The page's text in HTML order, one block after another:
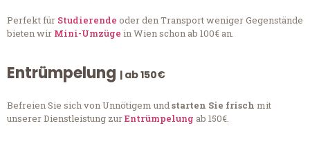
Perfekt für Studierende oder den Transport weniger Gegenstände
bieten wir Mini-Umzüge in Wien schon ab 100€ an.
Entrümpelung | ab 150€
Befreien Sie sich von Unnötigem undstarten Sie frisch mit
unserer Dienstleistung zurEntrümpelung ab 150€.